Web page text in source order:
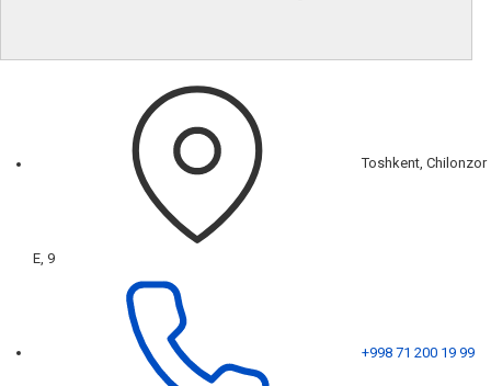
Toshkent, Chilonzor
E, 9
+998 71 200 19 99